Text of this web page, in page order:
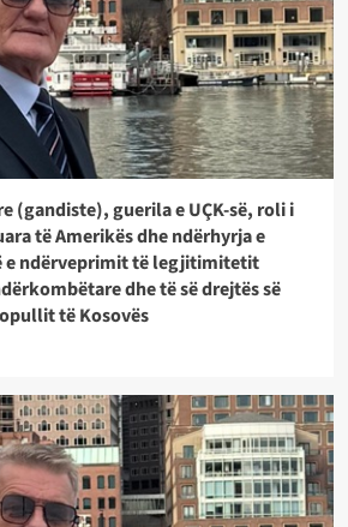
(gandiste), guerila e UÇK-së, roli i
të Amerikës dhe ndërhyrja e
e ndërveprimit të legjitimitetit
dhe të së drejtës së
të Kosovës